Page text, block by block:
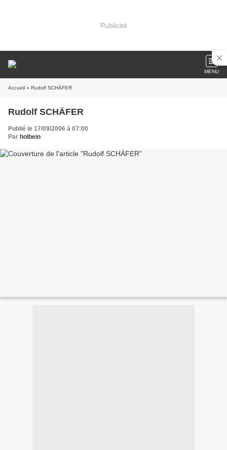
Publicité
MENU
Accueil » Rudolf SCHÄFER
Rudolf SCHÄFER
Publié le 17/09/2006 à 07:00
Par holbein